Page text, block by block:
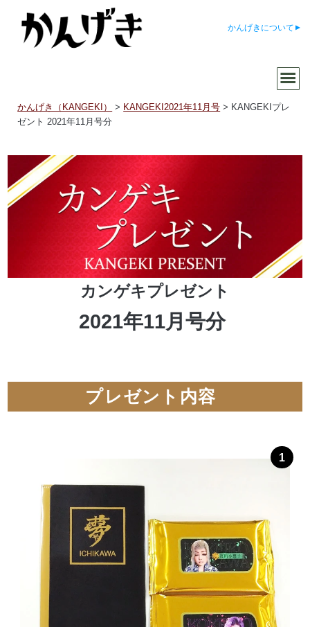
かんげきについて
かんげき（KANGEKI） > KANGEKI2021年11月号 > KANGEKIプレ
ゼント 2021年11月号分
カンゲキプレゼント
2021年11月号分
プレゼント内容
1